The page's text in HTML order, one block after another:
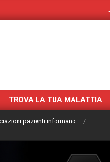
TROVA LA TUA MALATTIA
pazienti informano